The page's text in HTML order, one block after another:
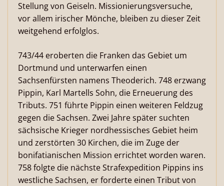
Stellung von Geiseln. Missionierungsversuche,
vor allem irischer Mönche, bleiben zu dieser Zeit
weitgehend erfolglos.
743/44 eroberten die Franken das Gebiet um
Dortmund und unterwarfen einen
Sachsenfürsten namens Theoderich. 748 erzwang
Pippin, Karl Martells Sohn, die Erneuerung des
Tributs. 751 führte Pippin einen weiteren Feldzug
gegen die Sachsen. Zwei Jahre später suchten
sächsische Krieger nordhessisches Gebiet heim
und zerstörten 30 Kirchen, die im Zuge der
bonifatianischen Mission errichtet worden waren.
758 folgte die nächste Strafexpedition Pippins ins
westliche Sachsen, er forderte einen Tribut von